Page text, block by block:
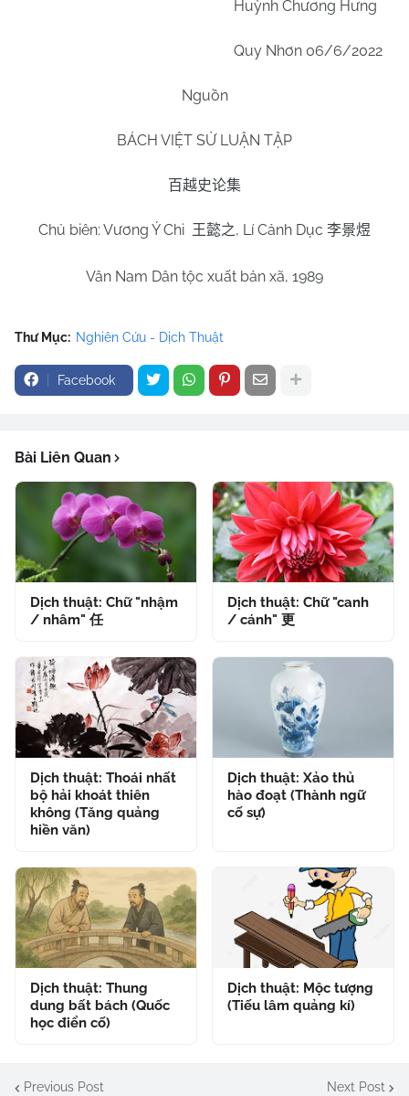
Huỳnh Chương Hưng
Quy Nhơn 06/6/2022
Nguồn
BÁCH VIỆT SỬ LUẬN TẬP
百越史论集
Chủ biên: Vương Ý Chi 王懿之, Lí Cảnh Dục 李景煜
Vân Nam Dân tộc xuất bản xã, 1989
Thư Mục: Nghiên Cứu - Dịch Thuật
Facebook
Bài Liên Quan
Dịch thuật: Chữ "nhậm
/ nhâm" 任
Dịch thuật: Chữ "canh
/ cánh" 更
Dịch thuật: Thoái nhất
bộ hải khoát thiên
không (Tăng quảng
hiền văn)
Dịch thuật: Xảo thủ
hào đoạt (Thành ngữ
cố sự)
Dịch thuật: Thung
dung bất bách (Quốc
học điển cố)
Dịch thuật: Mộc tượng
(Tiếu lâm quảng kí)
Previous Post Next Post